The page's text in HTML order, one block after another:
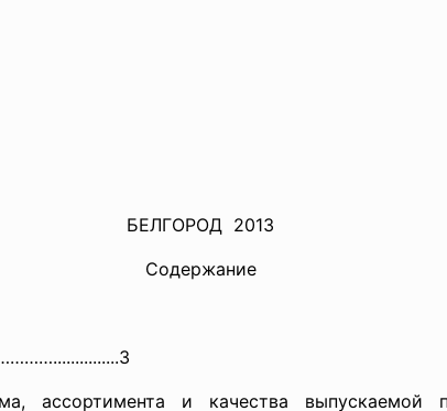
БЕЛГОРОД 2013
Содержание
………...............3
ассортимента и качества выпускаемой